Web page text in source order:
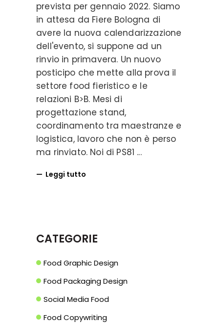
prevista per gennaio 2022. Siamo
in attesa da Fiere Bologna di
avere la nuova calendarizzazione
dell'evento, si suppone ad un
rinvio in primavera. Un nuovo
posticipo che mette alla prova il
settore food fieristico e le
relazioni B>B. Mesi di
progettazione stand,
coordinamento tra maestranze e
logistica, lavoro che non è perso
ma rinviato. Noi di PS81
Leggi tutto
CATEGORIE
Food Graphic Design
Food Packaging Design
Social Media Food
Food Copywriting